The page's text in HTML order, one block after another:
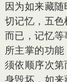
因为如来藏
切记忆，五
而已，记忆
所主掌的功
须依顺序次
身毁坏，如